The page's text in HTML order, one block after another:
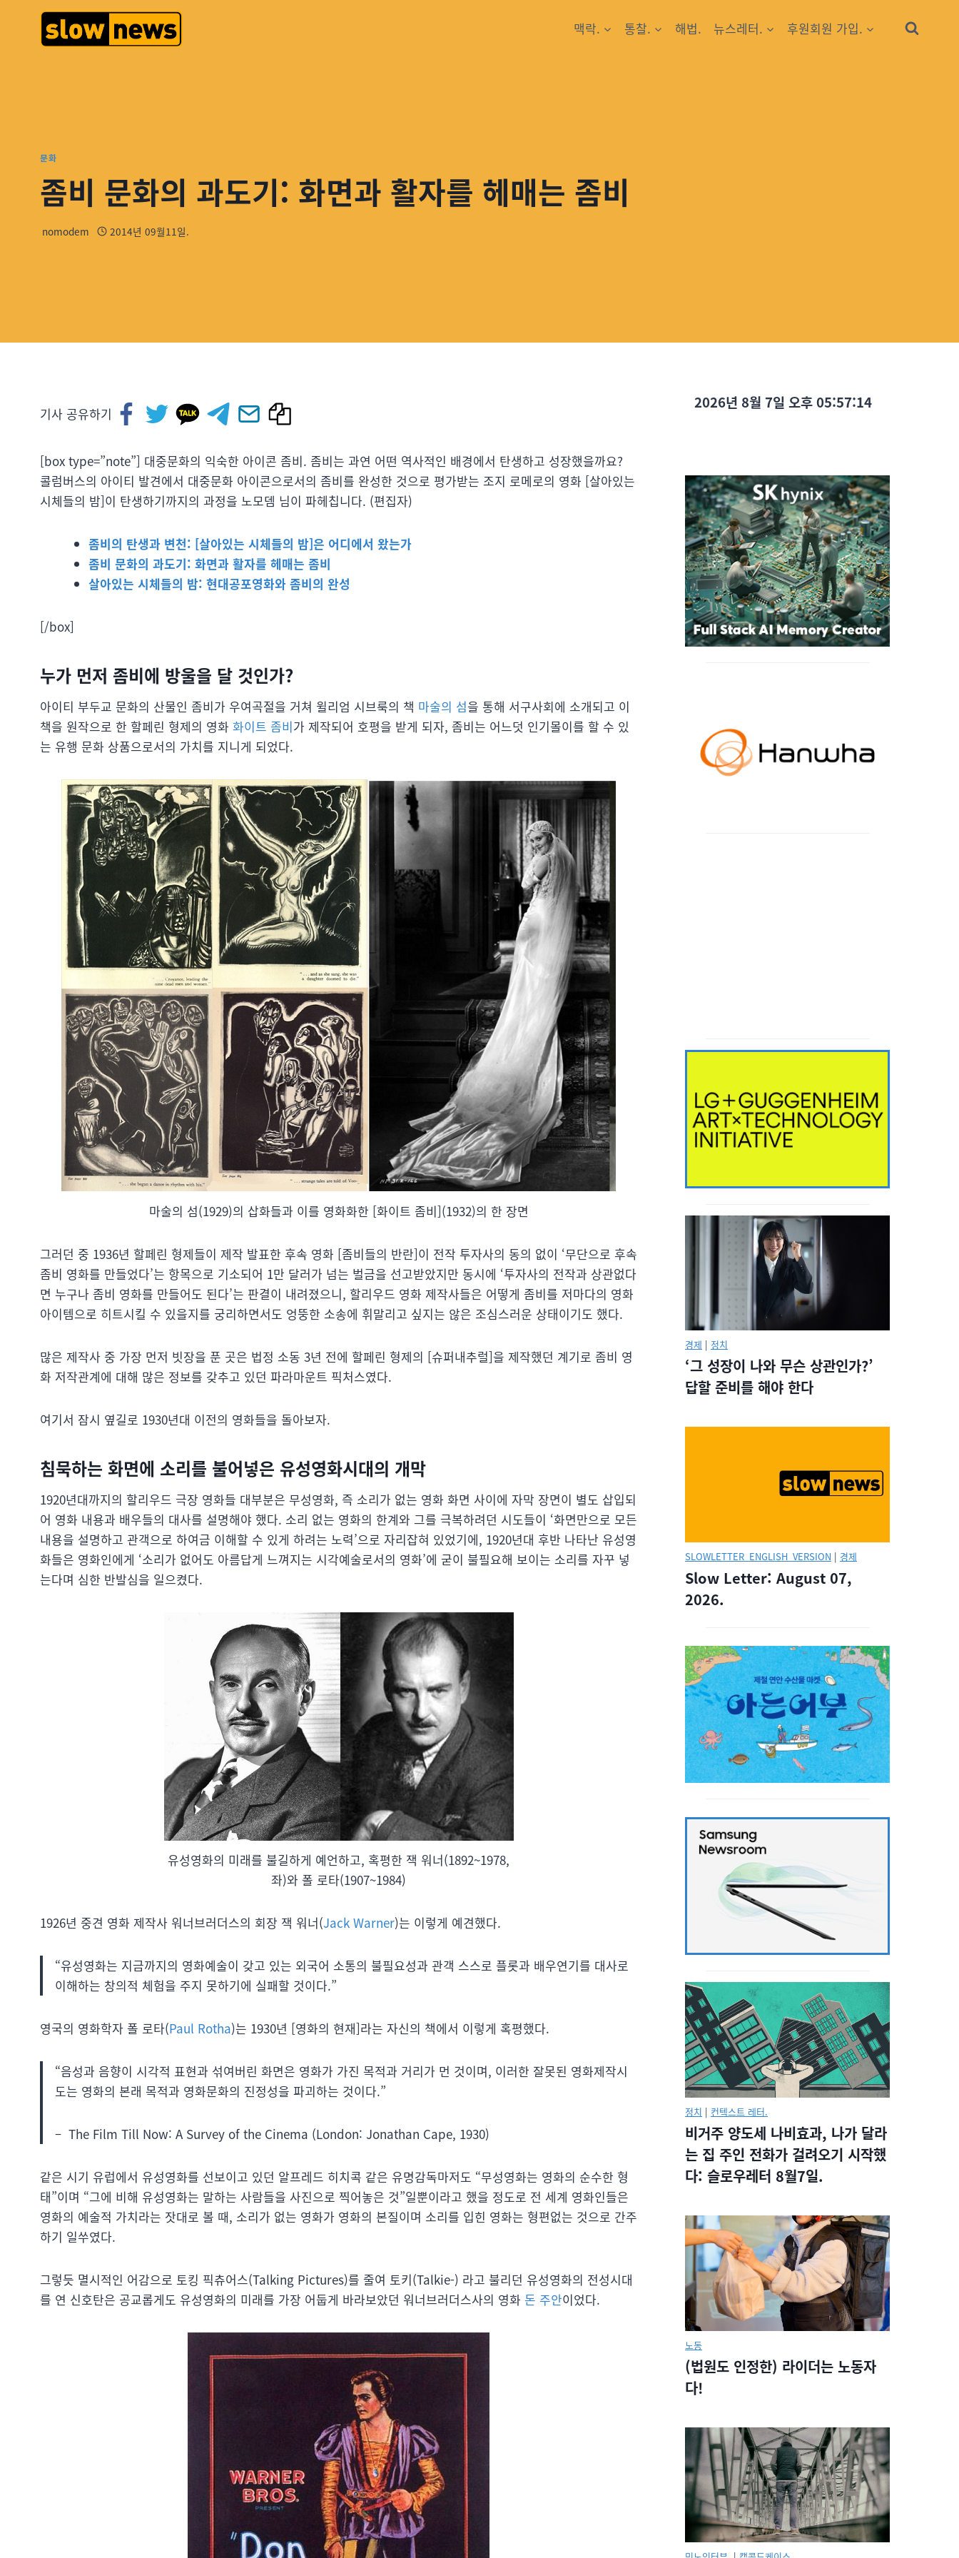
맥락. 통찰. 해법. 뉴스레터. 후원회원 가입.
문화
좀비 문화의 과도기: 화면과 활자를 헤매는 좀비
nomodem 2014년 09월11일.
기사 공유하기
[box type=”note”] 대중문화의 익숙한 아이콘 좀비. 좀비는 과연 어떤 역사적인 배경에서 탄생하고 성장했을까요?
콜럼버스의 아이티 발견에서 대중문화 아이콘으로서의 좀비를 완성한 것으로 평가받는 조지 로메로의 영화 [살아있는
시체들의 밤]이 탄생하기까지의 과정을 노모뎀 님이 파헤칩니다. (편집자)
좀비의 탄생과 변천: [살아있는 시체들의 밤]은 어디에서 왔는가
좀비 문화의 과도기: 화면과 활자를 헤매는 좀비
살아있는 시체들의 밤: 현대공포영화와 좀비의 완성
[/box]
누가 먼저 좀비에 방울을 달 것인가?
아이티 부두교 문화의 산물인 좀비가 우여곡절을 거쳐 윌리엄 시브룩의 책 마술의 섬을 통해 서구사회에 소개되고 이
책을 원작으로 한 할페린 형제의 영화 화이트 좀비가 제작되어 호평을 받게 되자, 좀비는 어느덧 인기몰이를 할 수 있
는 유행 문화 상품으로서의 가치를 지니게 되었다.
마술의 섬(1929)의 삽화들과 이를 영화화한 [화이트 좀비](1932)의 한 장면
그러던 중 1936년 할페린 형제들이 제작 발표한 후속 영화 [좀비들의 반란]이 전작 투자사의 동의 없이 ‘무단으로 후속
좀비 영화를 만들었다’는 항목으로 기소되어 1만 달러가 넘는 벌금을 선고받았지만 동시에 ‘투자사의 전작과 상관없다
면 누구나 좀비 영화를 만들어도 된다’는 판결이 내려졌으니, 할리우드 영화 제작사들은 어떻게 좀비를 저마다의 영화
아이템으로 히트시킬 수 있을지를 궁리하면서도 엉뚱한 소송에 휘말리고 싶지는 않은 조심스러운 상태이기도 했다.
많은 제작사 중 가장 먼저 빗장을 푼 곳은 법정 소동 3년 전에 할페린 형제의 [슈퍼내추럴]을 제작했던 계기로 좀비 영
화 저작관계에 대해 많은 정보를 갖추고 있던 파라마운트 픽처스였다.
여기서 잠시 옆길로 1930년대 이전의 영화들을 돌아보자.
침묵하는 화면에 소리를 불어넣은 유성영화시대의 개막
1920년대까지의 할리우드 극장 영화들 대부분은 무성영화, 즉 소리가 없는 영화 화면 사이에 자막 장면이 별도 삽입되
어 영화 내용과 배우들의 대사를 설명해야 했다. 소리 없는 영화의 한계와 그를 극복하려던 시도들이 ‘화면만으로 모든
내용을 설명하고 관객으로 하여금 이해할 수 있게 하려는 노력’으로 자리잡혀 있었기에, 1920년대 후반 나타난 유성영
화들은 영화인에게 ‘소리가 없어도 아름답게 느껴지는 시각예술로서의 영화’에 굳이 불필요해 보이는 소리를 자꾸 넣
는다며 심한 반발심을 일으켰다.
유성영화의 미래를 불길하게 예언하고, 혹평한 잭 워너(1892~1978,
좌)와 폴 로타(1907~1984)
1926년 중견 영화 제작사 워너브러더스의 회장 잭 워너(Jack Warner)는 이렇게 예견했다.
“유성영화는 지금까지의 영화예술이 갖고 있는 외국어 소통의 불필요성과 관객 스스로 플롯과 배우연기를 대사로
이해하는 창의적 체험을 주지 못하기에 실패할 것이다.”
영국의 영화학자 폴 로타(Paul Rotha)는 1930년 [영화의 현재]라는 자신의 책에서 이렇게 혹평했다.
“음성과 음향이 시각적 표현과 섞여버린 화면은 영화가 가진 목적과 거리가 먼 것이며, 이러한 잘못된 영화제작시
도는 영화의 본래 목적과 영화문화의 진정성을 파괴하는 것이다.”
– The Film Till Now: A Survey of the Cinema (London: Jonathan Cape, 1930)
같은 시기 유럽에서 유성영화를 선보이고 있던 알프레드 히치콕 같은 유명감독마저도 “무성영화는 영화의 순수한 형
태”이며 “그에 비해 유성영화는 말하는 사람들을 사진으로 찍어놓은 것”일뿐이라고 했을 정도로 전 세계 영화인들은
영화의 예술적 가치라는 잣대로 볼 때, 소리가 없는 영화가 영화의 본질이며 소리를 입힌 영화는 형편없는 것으로 간주
하기 일쑤였다.
그렇듯 멸시적인 어감으로 토킹 픽츄어스(Talking Pictures)를 줄여 토키(Talkie-) 라고 불리던 유성영화의 전성시대
를 연 신호탄은 공교롭게도 유성영화의 미래를 가장 어둡게 바라보았던 워너브러더스사의 영화 돈 주안이었다.
2026년 8월 7일 오후 05:57:15
경제 | 정치
‘그 성장이 나와 무슨 상관인가?’
답할 준비를 해야 한다
SLOWLETTER_ENGLISH_VERSION | 경제
Slow Letter: August 07,
2026.
정치 | 컨텍스트 레터.
비거주 양도세 나비효과, 나가 달라
는 집 주인 전화가 걸려오기 시작했
다: 슬로우레터 8월7일.
노동
(법원도 인정한) 라이더는 노동자
다!